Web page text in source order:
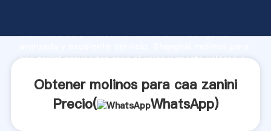
capacidad de producción, fuerza de investigación
caa zanini proveedor crea el valor y aporta valores a
Obtener molinos para caa zanini
Precio(
WhatsApp)